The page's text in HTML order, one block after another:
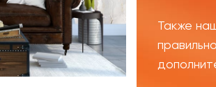
Также